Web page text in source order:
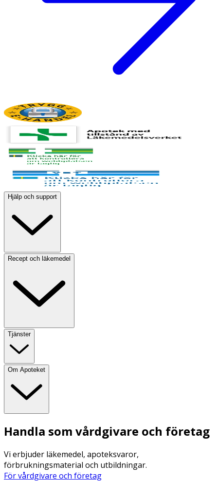
Hjälp och support
Recept och läkemedel
Tjänster
Om Apoteket
Handla som vårdgivare och företag
Vi erbjuder läkemedel, apoteksvaror,
förbrukningsmaterial och utbildningar.
För vårdgivare och företag